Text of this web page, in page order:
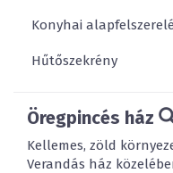
Konyhai
Hűtőszekrény
Öregpincés ház
Kellemes, zöld
Verandás ház